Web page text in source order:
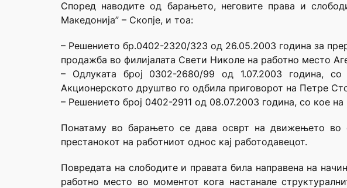
Според наводите од барањето, неговите права и
Македонија” – Скопје, и тоа:
– Решението бр.0402-2320/323 од 26.05.2003 година за
продажба во филијалата Свети Николе на работно место
– Одлуката број 0302-2680/99 од 1.07.2003 година,
Акционерското друштво го одбила приговорот на Петре
– Решението број 0402-2911 од 08.07.2003 година, со кое
Понатаму во барањето се дава осврт на движењето во
престанокот на работниот однос кај работодавецот.
Повредата на слободите и правата била направена на
работно место во моментот кога настанале